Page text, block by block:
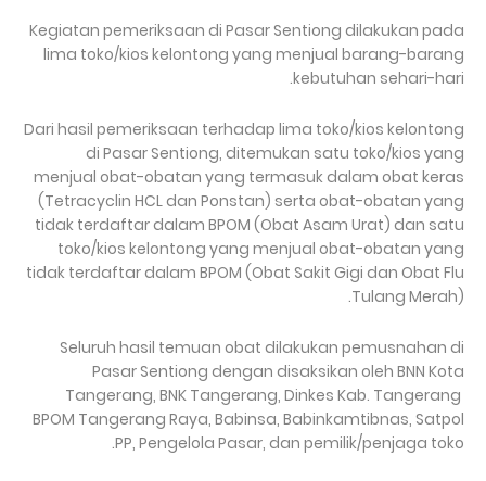
Kegiatan pemeriksaan di Pasar Sentiong dilakukan pada
lima toko/kios kelontong yang menjual barang-barang
kebutuhan sehari-hari.
Dari hasil pemeriksaan terhadap lima toko/kios kelontong
di Pasar Sentiong, ditemukan satu toko/kios yang
menjual obat-obatan yang termasuk dalam obat keras
(Tetracyclin HCL dan Ponstan) serta obat-obatan yang
tidak terdaftar dalam BPOM (Obat Asam Urat) dan satu
toko/kios kelontong yang menjual obat-obatan yang
tidak terdaftar dalam BPOM (Obat Sakit Gigi dan Obat Flu
Tulang Merah).
Seluruh hasil temuan obat dilakukan pemusnahan di
Pasar Sentiong dengan disaksikan oleh BNN Kota
Tangerang, BNK Tangerang, Dinkes Kab. Tangerang
BPOM Tangerang Raya, Babinsa, Babinkamtibnas, Satpol
PP, Pengelola Pasar, dan pemilik/penjaga toko.